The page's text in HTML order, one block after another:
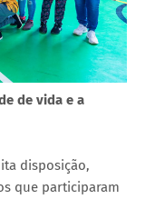
de vida e a
disposição,
que participaram